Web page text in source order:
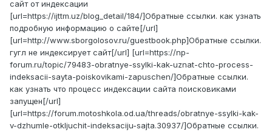
сайт от индексации
[url=https://ijttm.uz/blog_detail/184/]Обратные ссылки. как узнать
подробную информацию о сайте[/url]
[url=http://www.sborgolosov.ru/guestbook.php]Обратные ссылки.
гугл не индексирует сайт[/url] [url=https://np-
forum.ru/topic/79483-obratnye-ssylki-kak-uznat-chto-process-
indeksacii-sayta-poiskovikami-zapuschen/]Обратные ссылки.
как узнать что процесс индексации сайта поисковиками
запущен[/url]
[url=https://forum.motoshkola.od.ua/threads/obratnye-ssylki-kak-
v-dzhumle-otkljuchit-indeksaciju-sajta.30937/]Обратные ссылки.